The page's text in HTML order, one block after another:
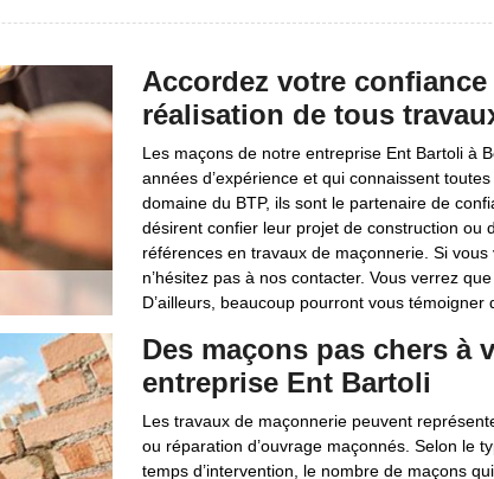
Accordez votre
réalisation de tous
Les maçons de notre entreprise Ent Bartoli à
années d’expérience et qui connaissent
domaine du BTP, ils sont le partenaire de
désirent confier leur projet de construction ou
références en travaux de maçonnerie. Si
n’hésitez pas à nos contacter. Vous verrez
D’ailleurs, beaucoup pourront vous témoigner
Des maçons pas chers à
entreprise Ent Bartoli
Les travaux de maçonnerie peuvent
ou réparation d’ouvrage maçonnés. Selon le
temps d’intervention, le nombre de maçons